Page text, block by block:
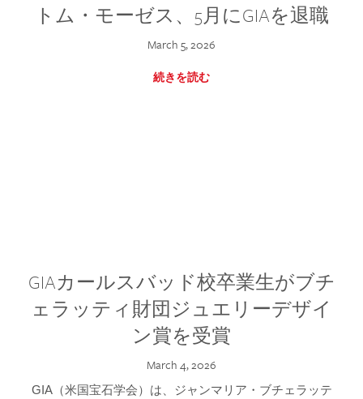
トム・モーゼス、5月にGIAを退職
March 5, 2026
続きを読む
GIAカールスバッド校卒業生がブチ
ェラッティ財団ジュエリーデザイ
ン賞を受賞
March 4, 2026
GIA（米国宝石学会）は、ジャンマリア・ブチェラッテ